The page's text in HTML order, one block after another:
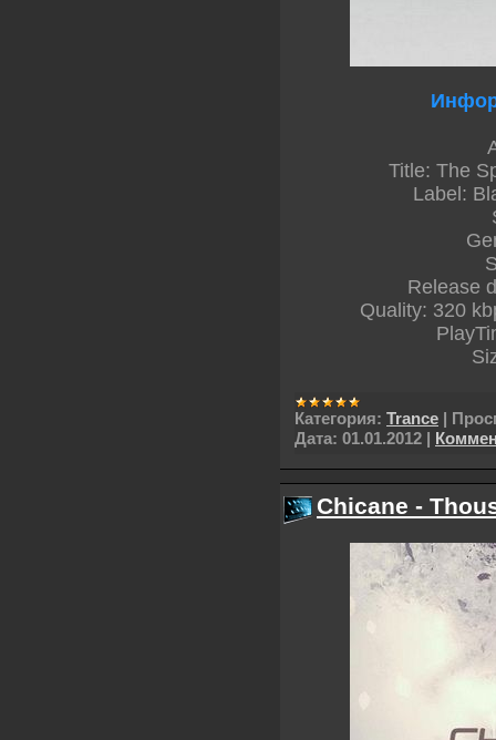
Title: The
Label:
Release
Quality: 320
Категория: Trance |
Дата: 01.01.2012 |
Chicane -